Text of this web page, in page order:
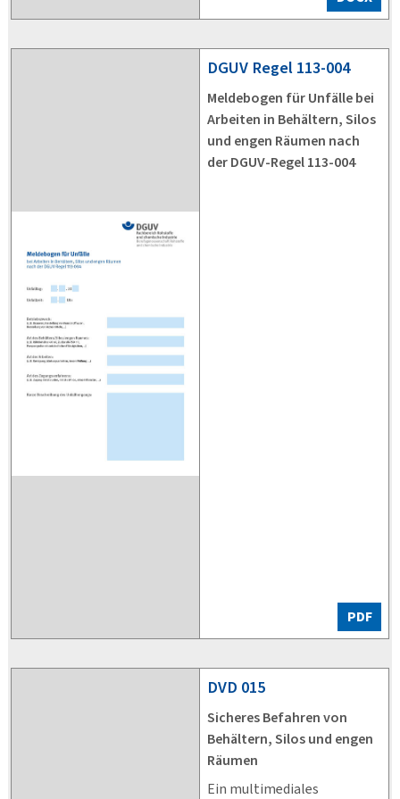
DGUV Regel 113-004
Meldebogen für Unfälle bei
Arbeiten in Behältern, Silos
und engen Räumen nach
der DGUV-Regel 113-004
PDF
DVD 015
Sicheres Befahren von
Behältern, Silos und engen
Räumen
Ein multimediales